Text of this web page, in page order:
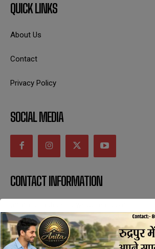
QUICK LINKS
About Us
Contact
Privacy Policy
SOCIAL MEDIA
CONTACT INFORMATION
SUBSCRIBE NOW